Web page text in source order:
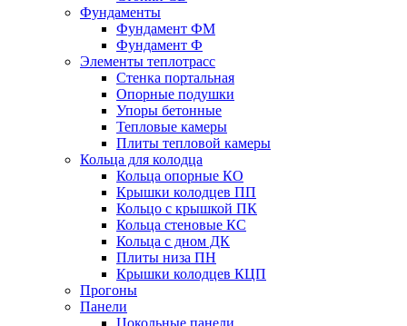
Фундаменты
Фyндамент ФМ
Фyндамент Ф
Элементы теплотрасс
Стенка портальная
Опорные подушки
Упоры бетонные
Тепловые камеры
Плиты тепловой камеры
Кольца для колодца
Кольца опорные КО
Крышки колодцев ПП
Кольцо с крышкой ПК
Кольца стеновые КС
Кольца с дном ДК
Плиты низа ПН
Крышки колодцев КЦП
Прогоны
Панели
Цокольные панели